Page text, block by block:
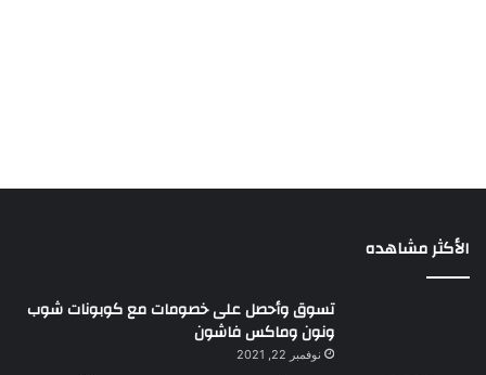
الأكثر مشاهده
تسوق وأحصل على خصومات مع كوبونات شوب
ونون وماكس فاشون
نوفمبر 22, 2021